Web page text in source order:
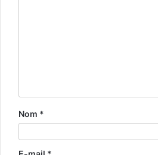
Nom *